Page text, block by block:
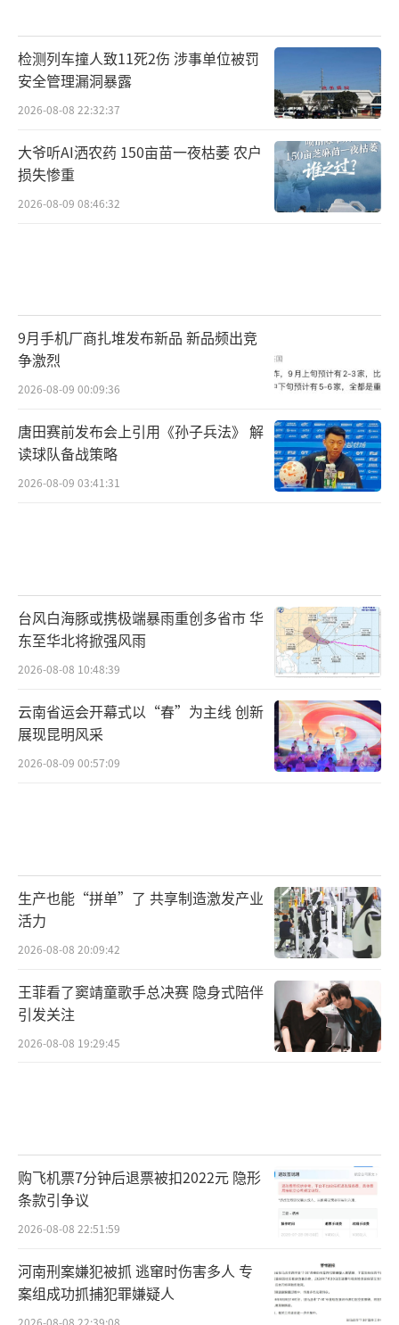
检测列车撞人致11死2伤 涉事单位被罚
安全管理漏洞暴露
2026-08-08 22:32:37
大爷听AI洒农药 150亩苗一夜枯萎 农户
损失惨重
2026-08-09 08:46:32
9月手机厂商扎堆发布新品 新品频出竞
争激烈
2026-08-09 00:09:36
唐田赛前发布会上引用《孙子兵法》 解
读球队备战策略
2026-08-09 03:41:31
台风白海豚或携极端暴雨重创多省市 华
东至华北将掀强风雨
2026-08-08 10:48:39
云南省运会开幕式以“春”为主线 创新
展现昆明风采
2026-08-09 00:57:09
生产也能“拼单”了 共享制造激发产业
活力
2026-08-08 20:09:42
王菲看了窦靖童歌手总决赛 隐身式陪伴
引发关注
2026-08-08 19:29:45
购飞机票7分钟后退票被扣2022元 隐形
条款引争议
2026-08-08 22:51:59
河南刑案嫌犯被抓 逃窜时伤害多人 专
案组成功抓捕犯罪嫌疑人